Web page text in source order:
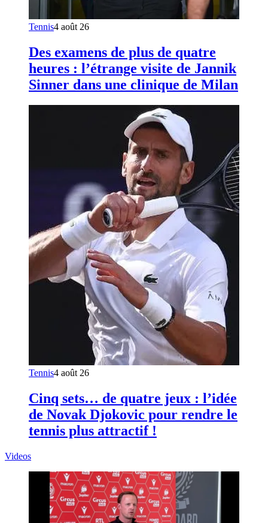
Tennis4 août 26
Des examens de plus de quatre
heures : l’étrange visite de Jannik
Sinner dans une clinique de Milan
Tennis4 août 26
Cinq sets… de quatre jeux : l’idée
de Novak Djokovic pour rendre le
tennis plus attractif !
Videos